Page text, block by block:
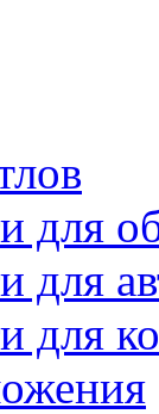
для
для
для